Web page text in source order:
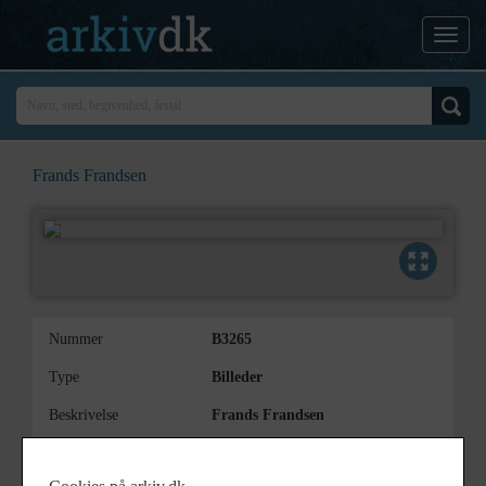
Frands Frandsen
Nummer B3265
Type Billeder
Beskrivelse Frands Frandsen